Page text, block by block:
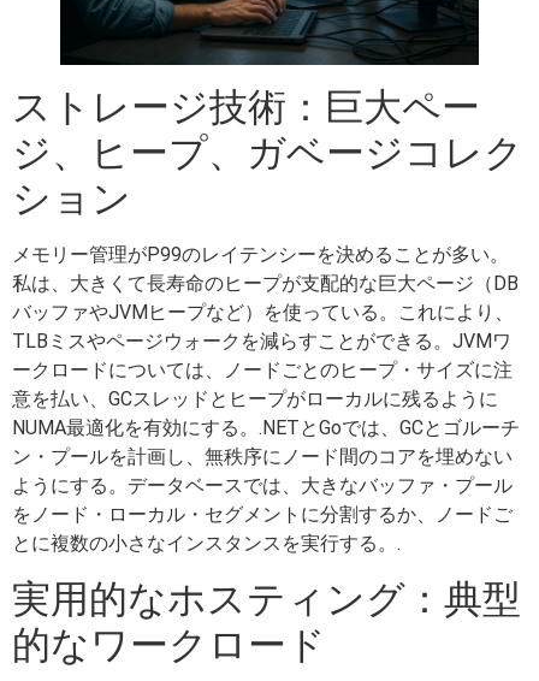
ストレージ技術：巨大ペー
ジ、ヒープ、ガベージコレク
ション
メモリー管理がP99のレイテンシーを決めることが多い。
私は、大きくて長寿命のヒープが支配的な巨大ページ（DB
バッファやJVMヒープなど）を使っている。これにより、
TLBミスやページウォークを減らすことができる。JVMワ
ークロードについては、ノードごとのヒープ・サイズに注
意を払い、GCスレッドとヒープがローカルに残るように
NUMA最適化を有効にする。.NETとGoでは、GCとゴルーチ
ン・プールを計画し、無秩序にノード間のコアを埋めない
ようにする。データベースでは、大きなバッファ・プール
をノード・ローカル・セグメントに分割するか、ノードご
とに複数の小さなインスタンスを実行する。.
実用的なホスティング：典型
的なワークロード